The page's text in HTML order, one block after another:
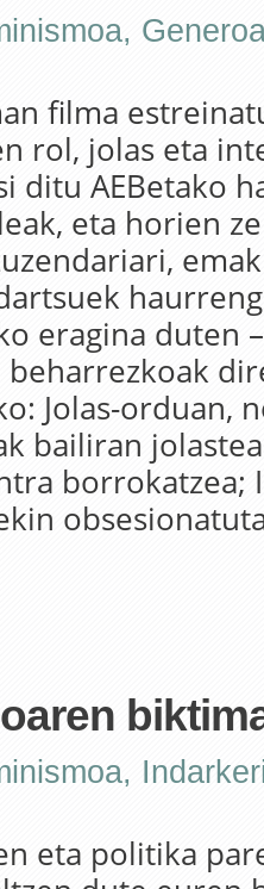
,
filma
rol, jolas eta
ditu AEBetako
eta horien
eragina duten
Jolas-orduan,
bailiran
borrokatzea;
,
eta politika